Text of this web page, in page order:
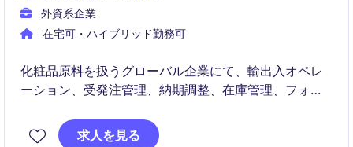
外資系企業
在宅可・ハイブリッド勤務可
化粧品原料を扱うグローバル企業にて、輸出入オペレ
ーション、受発注管理、納期調整、在庫管理、フォワ
ディネーターポジションです。
求人を見る